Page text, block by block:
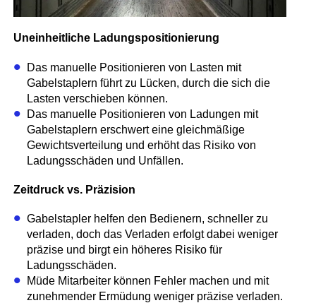
Uneinheitliche Ladungspositionierung
Das manuelle Positionieren von Lasten mit
Gabelstaplern führt zu Lücken, durch die sich die
Lasten verschieben können.
Das manuelle Positionieren von Ladungen mit
Gabelstaplern erschwert eine gleichmäßige
Gewichtsverteilung und erhöht das Risiko von
Ladungsschäden und Unfällen.
Zeitdruck vs. Präzision
Gabelstapler helfen den Bedienern, schneller zu
verladen, doch das Verladen erfolgt dabei weniger
präzise und birgt ein höheres Risiko für
Ladungsschäden.
Müde Mitarbeiter können Fehler machen und mit
zunehmender Ermüdung weniger präzise verladen.